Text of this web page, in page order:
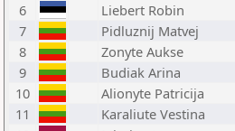
6
Liebert Robin
7
Pidluznij Matvej
8
Zonyte Aukse
9
Budiak Arina
10
Alionyte Patricija
11
Karaliute Vestina